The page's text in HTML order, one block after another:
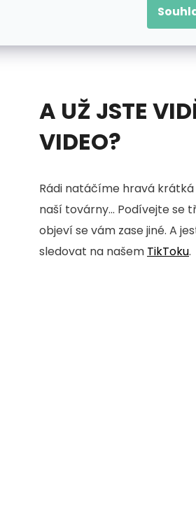
A UŽ JSTE
VIDEO?
Rádi natáčíme hravá krátká
naší továrny... Podívejte se
objeví se vám zase jiné. A
sledovat na našem TikToku.